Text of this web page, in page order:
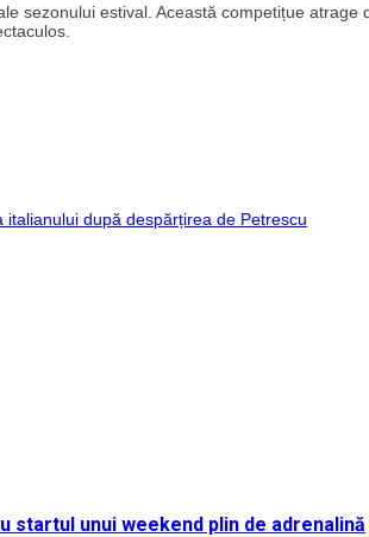
sezonului estival. Această competițue atrage
după despărțirea de Petrescu
startul unui weekend plin de adrenalină